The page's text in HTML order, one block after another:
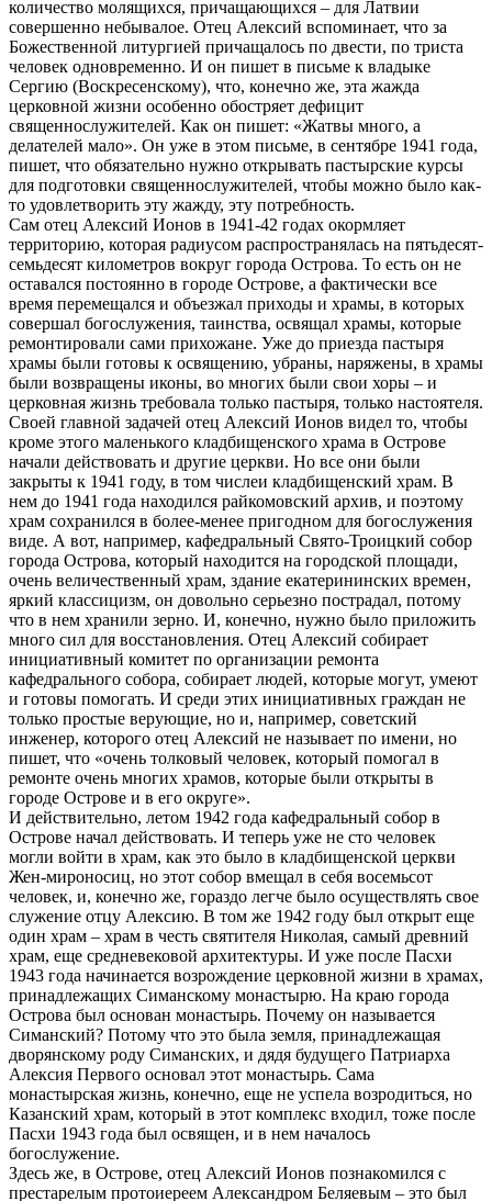
количество молящихся, причащающихся – для Латвии
совершенно небывалое. Отец Алексий вспоминает, что за
Божественной литургией причащалось по двести, по триста
человек одновременно. И он пишет в письме к владыке
Сергию (Воскресенскому), что, конечно же, эта жажда
церковной жизни особенно обостряет дефицит
священнослужителей. Как он пишет: «Жатвы много, а
делателей мало». Он уже в этом письме, в сентябре 1941 года,
пишет, что обязательно нужно открывать пастырские курсы
для подготовки священнослужителей, чтобы можно было как-
то удовлетворить эту жажду, эту потребность.
Сам отец Алексий Ионов в 1941-42 годах окормляет
территорию, которая радиусом распространялась на пятьдесят-
семьдесят километров вокруг города Острова. То есть он не
оставался постоянно в городе Острове, а фактически все
время перемещался и объезжал приходы и храмы, в которых
совершал богослужения, таинства, освящал храмы, которые
ремонтировали сами прихожане. Уже до приезда пастыря
храмы были готовы к освящению, убраны, наряжены, в храмы
были возвращены иконы, во многих были свои хоры – и
церковная жизнь требовала только пастыря, только настоятеля.
Своей главной задачей отец Алексий Ионов видел то, чтобы
кроме этого маленького кладбищенского храма в Острове
начали действовать и другие церкви. Но все они были
закрыты к 1941 году, в том числеи кладбищенский храм. В
нем до 1941 года находился райкомовский архив, и поэтому
храм сохранился в более-менее пригодном для богослужения
виде. А вот, например, кафедральный Свято-Троицкий собор
города Острова, который находится на городской площади,
очень величественный храм, здание екатерининских времен,
яркий классицизм, он довольно серьезно пострадал, потому
что в нем хранили зерно. И, конечно, нужно было приложить
много сил для восстановления. Отец Алексий собирает
инициативный комитет по организации ремонта
кафедрального собора, собирает людей, которые могут, умеют
и готовы помогать. И среди этих инициативных граждан не
только простые верующие, но и, например, советский
инженер, которого отец Алексий не называет по имени, но
пишет, что «очень толковый человек, который помогал в
ремонте очень многих храмов, которые были открыты в
городе Острове и в его округе».
И действительно, летом 1942 года кафедральный собор в
Острове начал действовать. И теперь уже не сто человек
могли войти в храм, как это было в кладбищенской церкви
Жен-мироносиц, но этот собор вмещал в себя восемьсот
человек, и, конечно же, гораздо легче было осуществлять свое
служение отцу Алексию. В том же 1942 году был открыт еще
один храм – храм в честь святителя Николая, самый древний
храм, еще средневековой архитектуры. И уже после Пасхи
1943 года начинается возрождение церковной жизни в храмах,
принадлежащих Симанскому монастырю. На краю города
Острова был основан монастырь. Почему он называется
Симанский? Потому что это была земля, принадлежащая
дворянскому роду Симанских, и дядя будущего Патриарха
Алексия Первого основал этот монастырь. Сама
монастырская жизнь, конечно, еще не успела возродиться, но
Казанский храм, который в этот комплекс входил, тоже после
Пасхи 1943 года был освящен, и в нем началось
богослужение.
Здесь же, в Острове, отец Алексий Ионов познакомился с
престарелым протоиереем Александром Беляевым – это был